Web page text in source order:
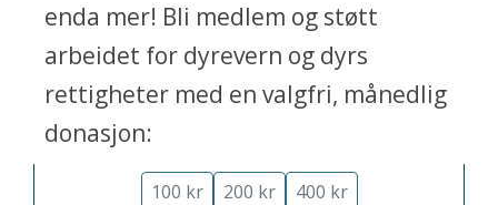
enda mer! Bli medlem og støtt
arbeidet for dyrevern og dyrs
rettigheter med en valgfri, månedlig
donasjon:
Hjelp dyrene
100 kr 200 kr 400 kr